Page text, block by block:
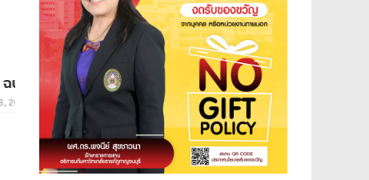
ปีที่ 1 ฉบับที่ 36 วันที่ 30 ธันวาคม 2565
December 30, 2022